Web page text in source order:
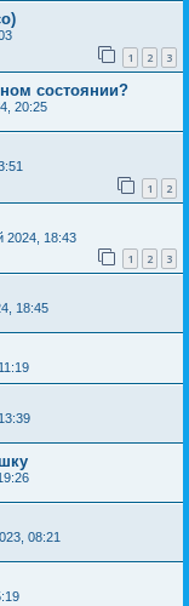
1 2 3
состоянии?
20:25
1 2
2024, 18:43
1 2 3
18:45
08:21